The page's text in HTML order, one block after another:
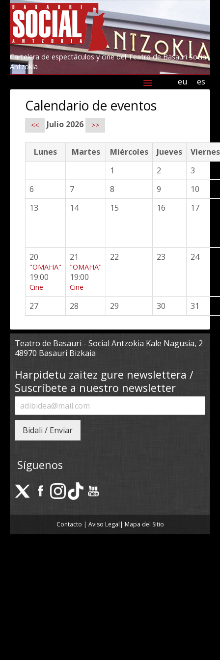
Cartelera de espectáculos y cine del Teatro de Basauri Social
Antzokia
es
eu
Agenda
Programación
Información
Amigos/as del Social 2026
Calendario de eventos
<< Julio 2026 >>
Lunes Martes Miércoles Jueves
Viernes
1
2
3
6
7 8 9
10
13
14 15 16 17
20
"OMAHA"
19:00
Cine
21
"OMAHA"
19:00
Cine
22 23 24
27 28 29 30 31
Teatro de Basauri - Social Antzokia Kale Nagusia, 2
48970 Basauri Bizkaia
Harpidetu zaitez gure newslettera /
Suscríbete a nuestro newsletter
Bidali / Enviar
Síguenos
Contacto | Aviso Legal| Mapa del Sitio